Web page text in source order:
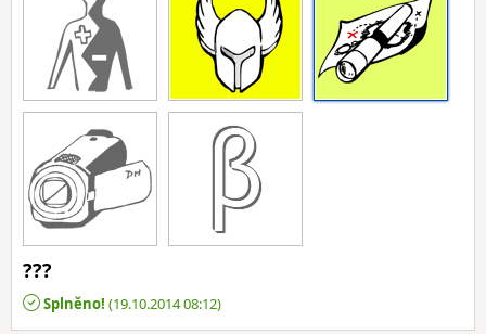
???
Splněno! (19.10.2014 08:12)